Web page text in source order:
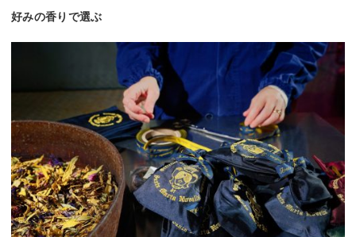
好みの香りで選ぶ